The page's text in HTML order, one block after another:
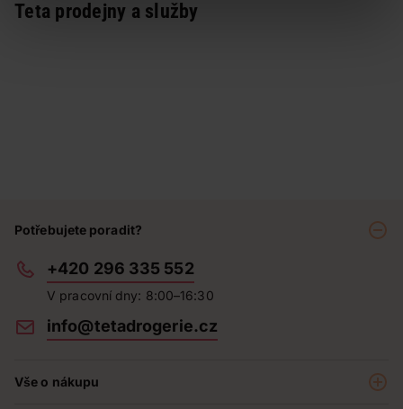
Teta prodejny a služby
Potřebujete poradit?
+420 296 335 552
V pracovní dny: 8:00–16:30
info@tetadrogerie.cz
Vše o nákupu